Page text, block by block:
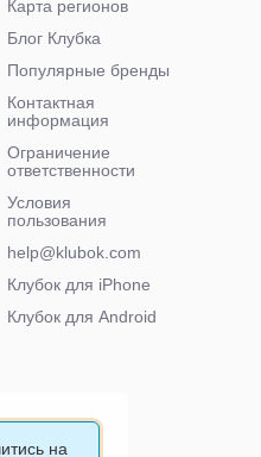
Карта регионов
Блог Клубка
Популярные бренды
Контактная
информация
Ограничение
ответственности
Условия
пользования
help@klubok.com
Клубок для iPhone
Клубок для Android
на